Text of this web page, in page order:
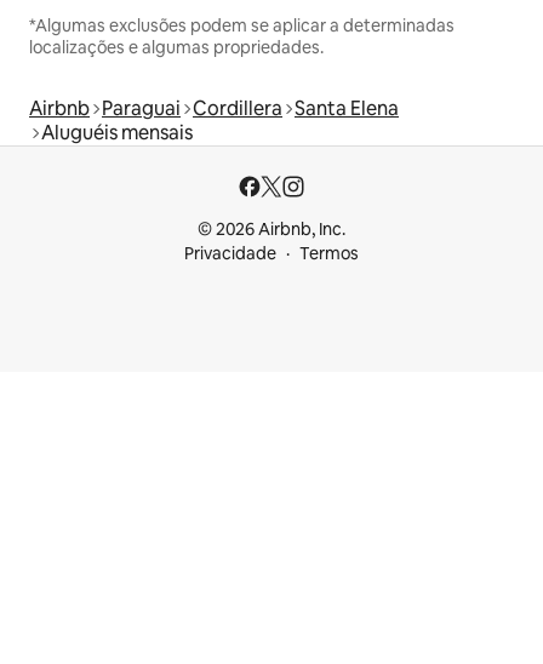
*Algumas exclusões podem se aplicar a determinadas
localizações e algumas propriedades.
Airbnb Paraguai Cordillera Santa Elena
Aluguéis mensais
© 2026 Airbnb, Inc.
Privacidade
Termos